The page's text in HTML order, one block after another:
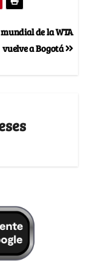
de la WTA
vuelve a Bogotá